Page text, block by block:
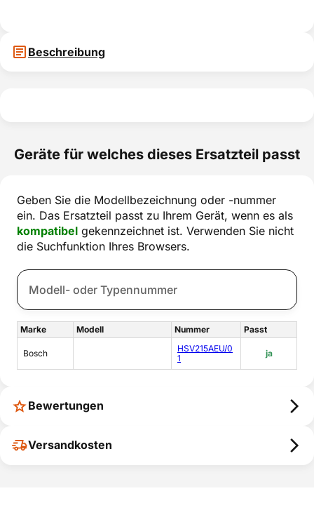
Beschreibung
Geräte für welches dieses Ersatzteil passt
Geben Sie die Modellbezeichnung oder -nummer
ein. Das Ersatzteil passt zu Ihrem Gerät, wenn es als
kompatibel gekennzeichnet ist. Verwenden Sie nicht
die Suchfunktion Ihres Browsers.
Marke Modell Nummer Passt
Bosch
HSV215AEU/0
1
ja
Bewertungen
Versandkosten